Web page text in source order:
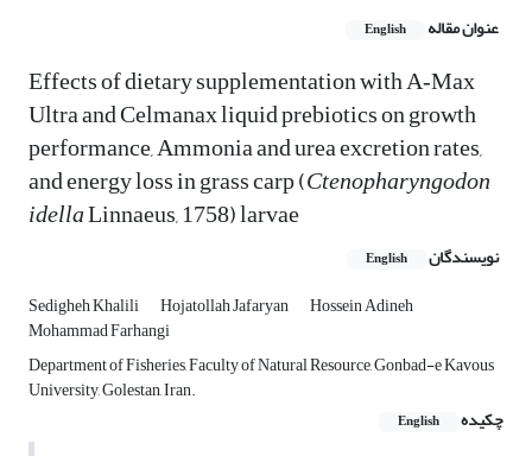
عنوان مقاله English
Effects of dietary supplementation with A‑Max
Ultra and Celmanax liquid prebiotics on growth
performance, Ammonia and urea excretion rates,
and energy loss in grass carp (Ctenopharyngodon
idellaLinnaeus, 1758) larvae
نویسندگان English
Sedigheh Khalili Hojatollah Jafaryan Hossein Adineh
Mohammad Farhangi
Department of Fisheries, Faculty of Natural Resource, Gonbad-e Kavous
University, Golestan, Iran.
چکیده
English